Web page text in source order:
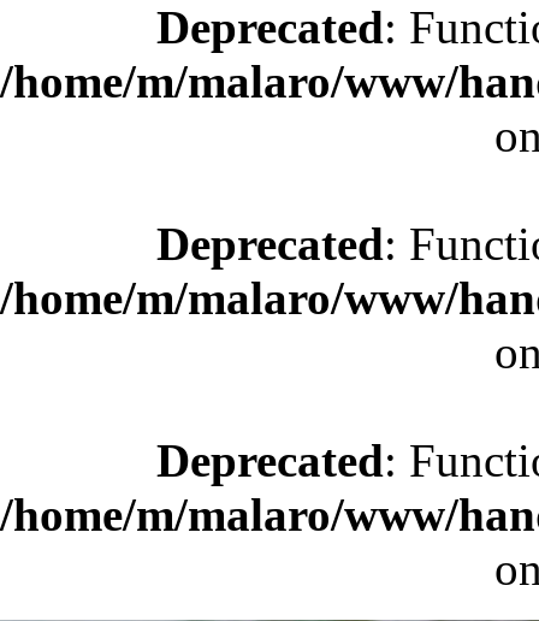
Deprecated:
/home/m/malaro/www/
Deprecated:
/home/m/malaro/www/
Deprecated:
/home/m/malaro/www/